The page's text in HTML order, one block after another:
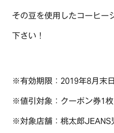
その豆を使用したコーヒー
下さい！
※有効期限：2019年8月末
※値引対象：クーポン券1
※対象店舗：桃太郎JEANS
ABOUT
会社概要
歴史・沿革
NEWS